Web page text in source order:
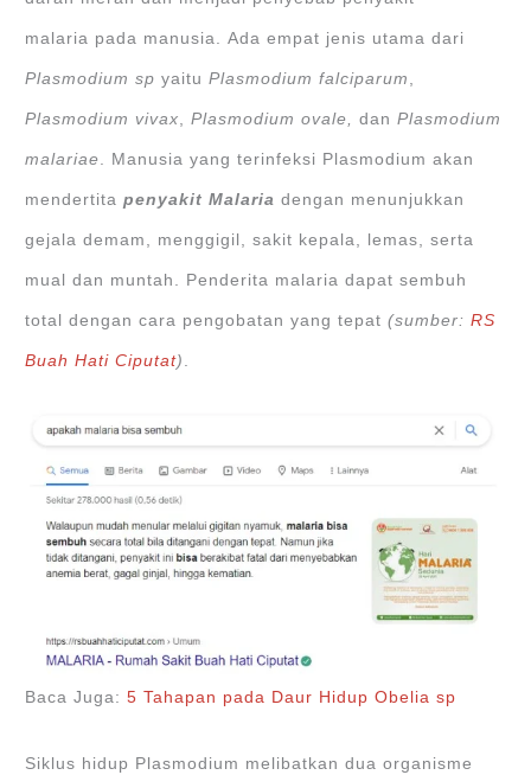
malaria pada manusia. Ada empat jenis utama dari
Plasmodium sp yaituPlasmodium falciparum
Plasmodium vivax ,Plasmodium ovale, danPlasmodium
malariae . Manusia yang terinfeksi Plasmodium akan
mendertitapenyakit Malaria dengan menunjukkan
gejala demam, menggigil, sakit kepala, lemas, serta
mual dan muntah. Penderita malaria dapat sembuh
total dengan cara pengobatan yang tepat(sumber:RS
Buah Hati Ciputat)
Baca Juga:5 Tahapan pada Daur Hidup Obelia sp
Siklus hidup Plasmodium melibatkan dua organisme